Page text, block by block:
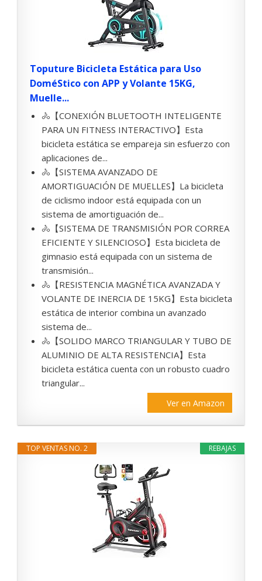
Toputure Bicicleta Estática para Uso
DoméStico con APP y Volante 15KG,
Muelle...
🚴【CONEXIÓN BLUETOOTH INTELIGENTE
PARA UN FITNESS INTERACTIVO】Esta
bicicleta estática se empareja sin esfuerzo con
aplicaciones de...
🚴【SISTEMA AVANZADO DE
AMORTIGUACIÓN DE MUELLES】La bicicleta
de ciclismo indoor está equipada con un
sistema de amortiguación de...
🚴【SISTEMA DE TRANSMISIÓN POR CORREA
EFICIENTE Y SILENCIOSO】Esta bicicleta de
gimnasio está equipada con un sistema de
transmisión...
🚴【RESISTENCIA MAGNÉTICA AVANZADA Y
VOLANTE DE INERCIA DE 15KG】Esta bicicleta
estática de interior combina un avanzado
sistema de...
🚴【SOLIDO MARCO TRIANGULAR Y TUBO DE
ALUMINIO DE ALTA RESISTENCIA】Esta
bicicleta estática cuenta con un robusto cuadro
triangular...
Ver en Amazon
REBAJAS
TOP VENTAS NO. 2